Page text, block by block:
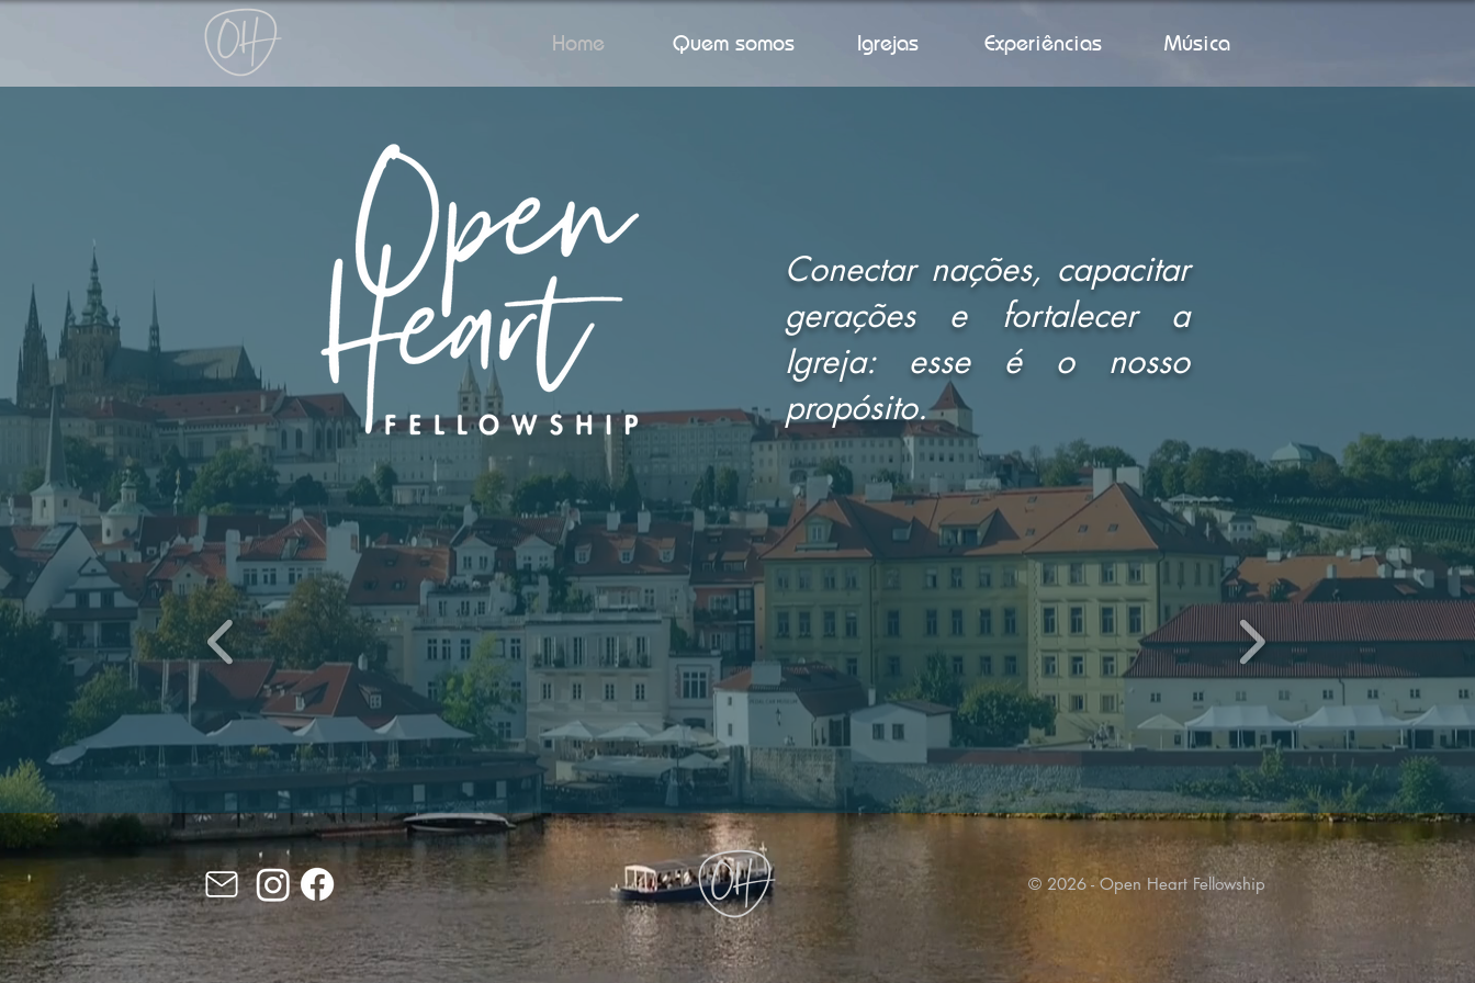
Home Quem somos Igrejas Experiências Música
Conectar nações, capacitar
gerações e fortalecer a
Igreja: esse é o nosso
propósito.
© 2026 - Open Heart Fellowship